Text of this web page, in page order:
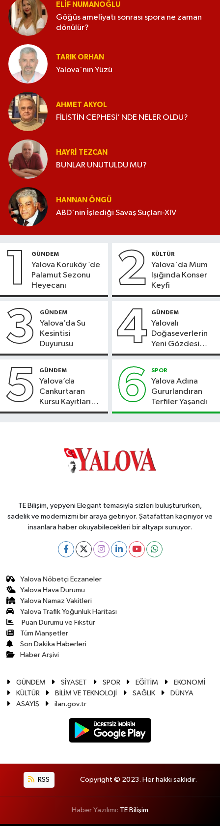
ELİF NUMANOĞLU
Göğüs ameliyatı sonrası spora ne zaman
dönülür?
TARIK ORHAN
Yalova'nın Yüzü
AHMET AKYOL
FİLİSTİN CEPHESİ’ NDE NELER OLDU?
HAYRI TEZCAN
BUNLAR UNUTULDU MU?
HANNAN ÖNGÜ
ABD'nin İşlediği Savaş Suçları-XIV
1 GÜNDEM
Yalova Koruköy ’de
Palamut Sezonu
Heyecanı
2 KÜLTÜR
Yalova'da Mum
Işığında Konser
Keyfi
3 GÜNDEM
Yalova’da Su
Kesintisi
Duyurusu
4 GÜNDEM
Yalovalı
Doğaseverlerin
Yeni Gözdesi
Bolu'daki Meyve
5 GÜNDEM
Yalova’da
Cankurtaran
Kursu Kayıtları
Başladı
6 SPOR
Yalova Adına
Gururlandıran
Terfiler Yaşandı
TE Bilişim, yepyeni Elegant temasıyla sizleri buluştururken,
sadelik ve modernizmi bir araya getiriyor. Şatafattan kaçınıyor ve
insanlara haber okuyabilecekleri bir altyapı sunuyor.
Yalova Nöbetçi Eczaneler
Yalova Hava Durumu
Yalova Namaz Vakitleri
Yalova Trafik Yoğunluk Haritası
Puan Durumu ve Fikstür
Tüm Manşetler
Son Dakika Haberleri
Haber Arşivi
GÜNDEM SİYASET SPOR EĞİTİM
EKONOMİ
KÜLTÜR
BİLİM VE TEKNOLOJİ SAĞLIK
DÜNYA
ASAYİŞ
ilan.gov.tr
RSS Copyright © 2023. Her hakkı saklıdır.
Haber Yazılımı: TE Bilişim